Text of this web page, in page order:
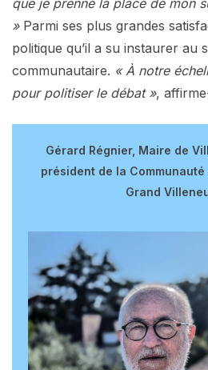
»Parmi ses plus grandes
politique qu’il a su instaurer au
communautaire. « À notre
pour politiser le débat »,
Gérard Régnier, Maire de
président de la Communauté
Grand